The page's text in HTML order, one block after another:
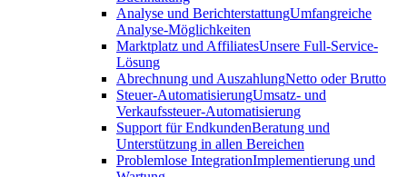
Analyse und BerichterstattungUmfangreiche
Analyse-Möglichkeiten
Marktplatz und AffiliatesUnsere Full-Service-
Lösung
Abrechnung und AuszahlungNetto oder Brutto
Steuer-AutomatisierungUmsatz- und
Verkaufssteuer-Automatisierung
Support für EndkundenBeratung und
Unterstützung in allen Bereichen
Problemlose IntegrationImplementierung und